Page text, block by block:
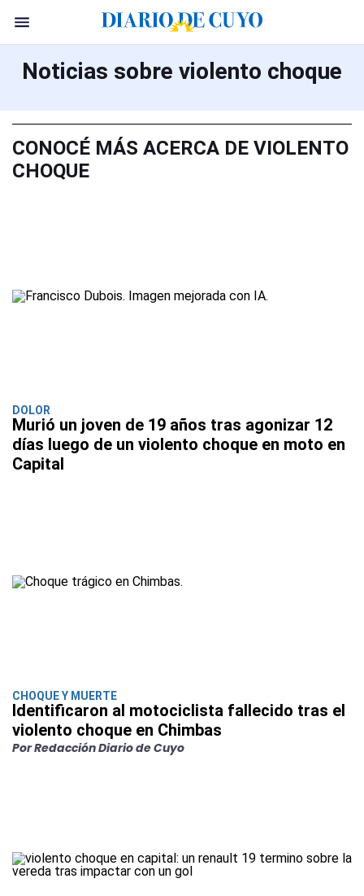
Noticias sobre violento choque
CONOCÉ MÁS ACERCA DE VIOLENTO
CHOQUE
DOLOR
Murió un joven de 19 años tras agonizar 12
días luego de un violento choque en moto en
Capital
CHOQUE Y MUERTE
Identificaron al motociclista fallecido tras el
violento choque en Chimbas
Por Redacción Diario de Cuyo